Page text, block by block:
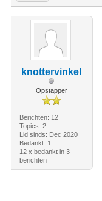
knottervinkel
Opstapper
Berichten: 12
Topics: 2
Lid sinds: Dec 2020
Bedankt: 1
12 x bedankt in 3
berichten